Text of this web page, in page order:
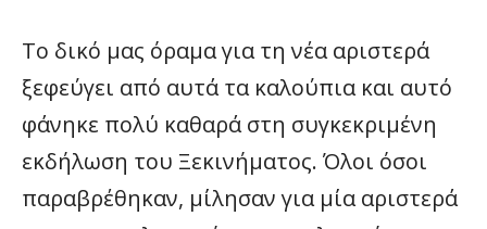
Το δικό μας όραμα για τη νέα αριστερά
ξεφεύγει από αυτά τα καλούπια και αυτό
φάνηκε πολύ καθαρά στη συγκεκριμένη
εκδήλωση του Ξεκινήματος. Όλοι όσοι
παραβρέθηκαν, μίλησαν για μία αριστερά